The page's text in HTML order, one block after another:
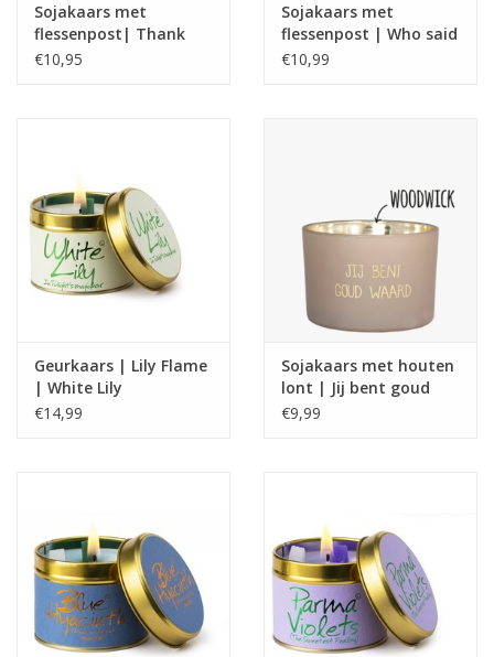
Merken
Sojakaars met
flessenpost| Thank
you so much | Amber's
€10,95
Sojakaars met
flessenpost | Who said
you could leave| Warm
€10,99
Geurkaars | Lily Flame
| White Lily
€14,99
Sojakaars met houten
lont | Jij bent goud
waard
€9,99